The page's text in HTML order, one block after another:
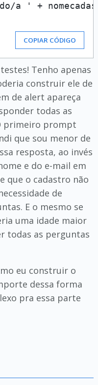
a ' +
COPIAR CÓDIGO
Tenho apenas
construir ele de
de alert apareça
todas as
primeiro prompt
que sou menor de
resposta, ao invés
e do e-mail em
que o cadastro não
de
E o mesmo se
uma idade maior
todas as perguntas
eu construir o
dessa forma
pra essa parte